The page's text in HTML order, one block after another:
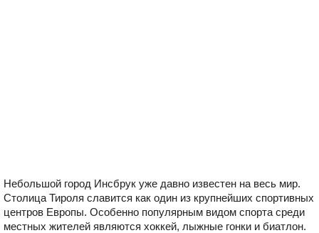
Небольшой город Инсбрук уже давно известен на весь мир.
Столица Тироля славится как один из крупнейших спортивных
центров Европы. Особенно популярным видом спорта среди
местных жителей являются хоккей, лыжные гонки и биатлон.